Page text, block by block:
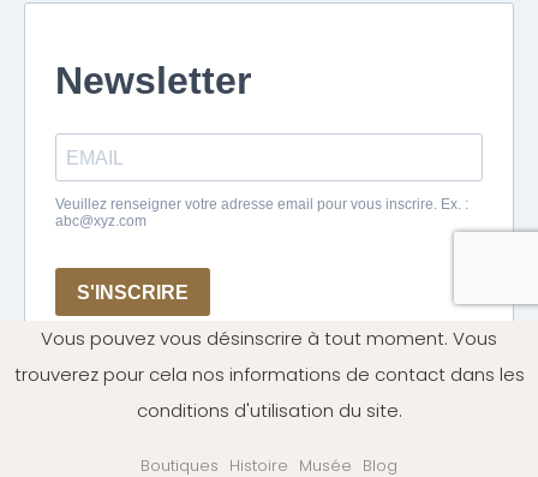
Vous pouvez vous désinscrire à tout moment. Vous
trouverez pour cela nos informations de contact dans les
conditions d'utilisation du site.
Boutiques Histoire Musée Blog